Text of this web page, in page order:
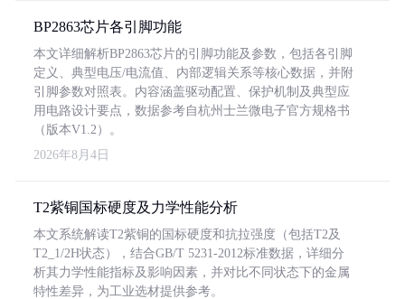
BP2863芯片各引脚功能
本文详细解析BP2863芯片的引脚功能及参数，包括各引脚
定义、典型电压/电流值、内部逻辑关系等核心数据，并附
引脚参数对照表。内容涵盖驱动配置、保护机制及典型应
用电路设计要点，数据参考自杭州士兰微电子官方规格书
（版本V1.2）。
2026年8月4日
T2紫铜国标硬度及力学性能分析
本文系统解读T2紫铜的国标硬度和抗拉强度（包括T2及
T2_1/2H状态），结合GB/T 5231-2012标准数据，详细分
析其力学性能指标及影响因素，并对比不同状态下的金属
特性差异，为工业选材提供参考。